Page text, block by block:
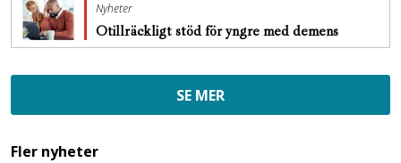
Nyheter
Otillräckligt stöd för yngre med demens
SE MER
Fler nyheter